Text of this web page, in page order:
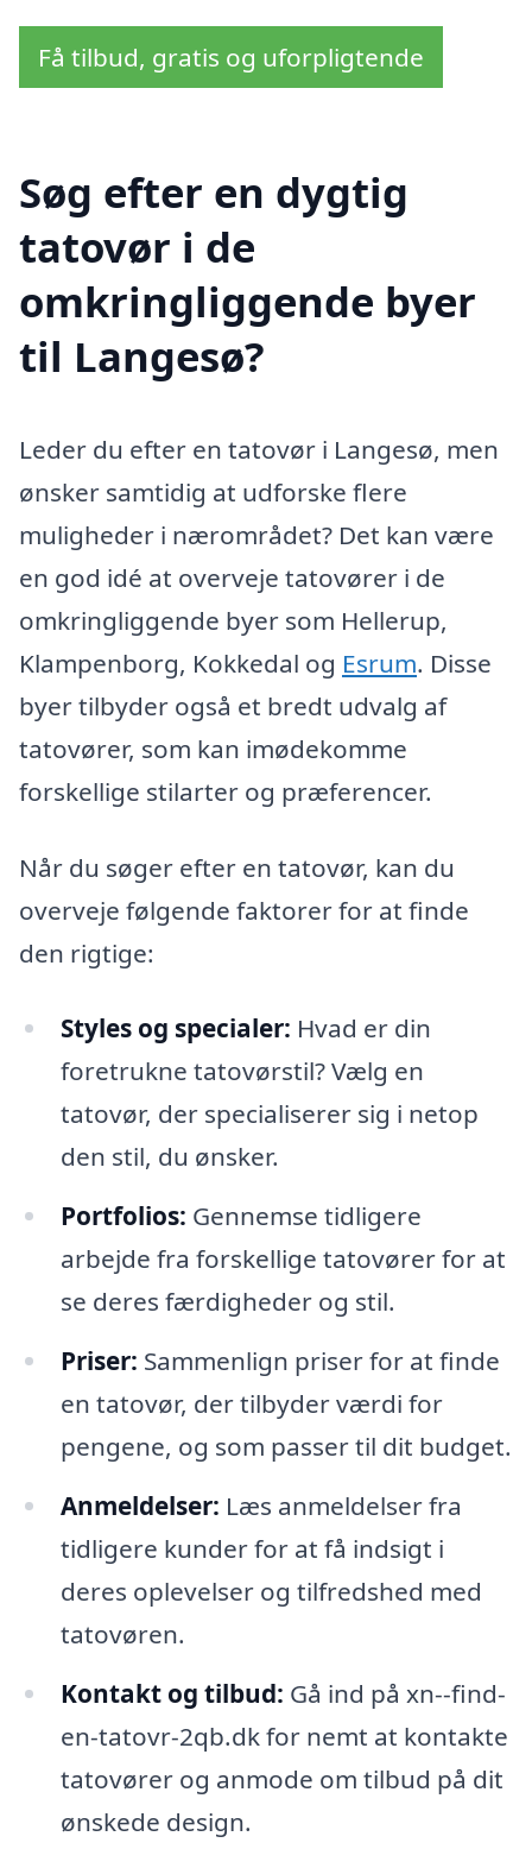
Få tilbud, gratis og uforpligtende
Søg efter en dygtig
tatovør i de
omkringliggende byer
til Langesø?
Leder du efter en tatovør i Langesø, men
ønsker samtidig at udforske flere
muligheder i nærområdet? Det kan være
en god idé at overveje tatovører i de
omkringliggende byer som Hellerup,
Klampenborg, Kokkedal og Esrum. Disse
byer tilbyder også et bredt udvalg af
tatovører, som kan imødekomme
forskellige stilarter og præferencer.
Når du søger efter en tatovør, kan du
overveje følgende faktorer for at finde
den rigtige:
Styles og specialer: Hvad er din
foretrukne tatovørstil? Vælg en
tatovør, der specialiserer sig i netop
den stil, du ønsker.
Portfolios: Gennemse tidligere
arbejde fra forskellige tatovører for at
se deres færdigheder og stil.
Priser: Sammenlign priser for at finde
en tatovør, der tilbyder værdi for
pengene, og som passer til dit budget.
Anmeldelser: Læs anmeldelser fra
tidligere kunder for at få indsigt i
deres oplevelser og tilfredshed med
tatovøren.
Kontakt og tilbud: Gå ind på xn--find-
en-tatovr-2qb.dk for nemt at kontakte
tatovører og anmode om tilbud på dit
ønskede design.